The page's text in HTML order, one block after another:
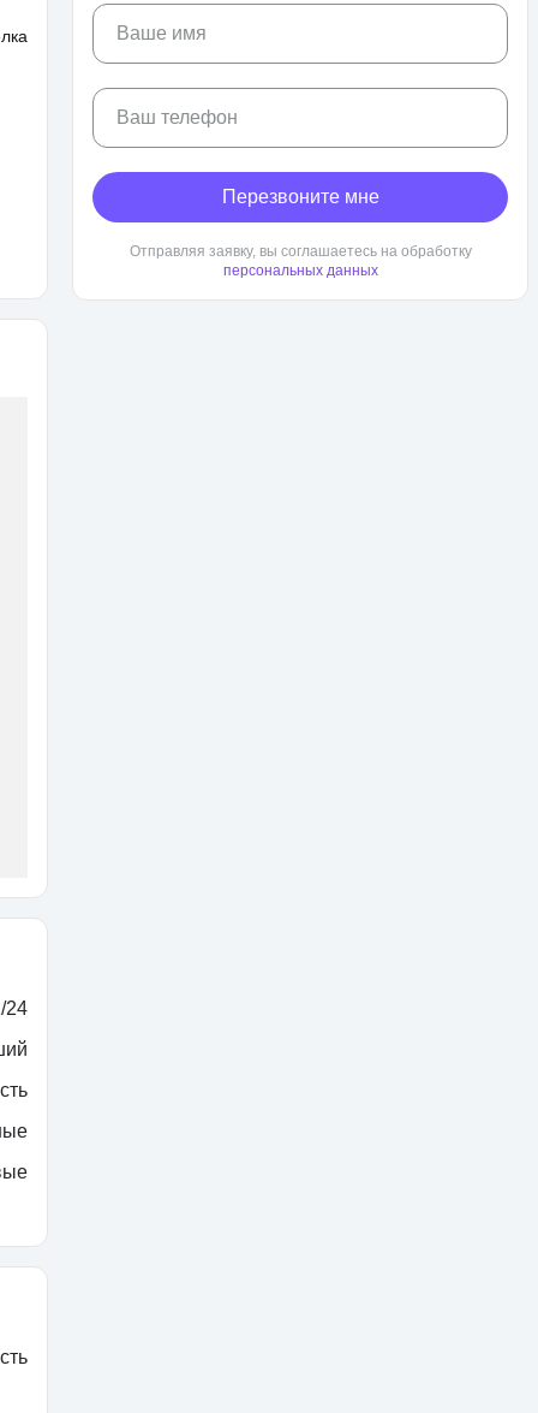
24
Ваше имя
Ваш телефон
Перезвоните мне
Отправляя заявку, вы соглашаетесь на обработку
персональных данных